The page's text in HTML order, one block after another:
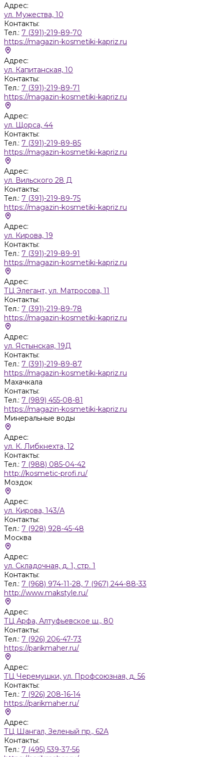
Адрес:
ул. Мужества, 10
Контакты:
Тел.: 7 (391)-219-89-70
https://magazin-kosmetiki-kapriz.ru
Адрес:
ул. Капитанская, 10
Контакты:
Тел.: 7 (391)-219-89-71
https://magazin-kosmetiki-kapriz.ru
Адрес:
ул. Щорса, 44
Контакты:
Тел.: 7 (391)-219-89-85
https://magazin-kosmetiki-kapriz.ru
Адрес:
ул. Вильского 28 Д
Контакты:
Тел.: 7 (391)-219-89-75
https://magazin-kosmetiki-kapriz.ru
Адрес:
ул. Кирова, 19
Контакты:
Тел.: 7 (391)-219-89-91
https://magazin-kosmetiki-kapriz.ru
Адрес:
ТЦ Элегант, ул. Матросова, 11
Контакты:
Тел.: 7 (391)-219-89-78
https://magazin-kosmetiki-kapriz.ru
Адрес:
ул. Ястынская, 19Д
Контакты:
Тел.: 7 (391)-219-89-87
https://magazin-kosmetiki-kapriz.ru
Махачкала
Контакты:
Тел.: 7 (989) 455-08-81
https://magazin-kosmetiki-kapriz.ru
Минеральные воды
Адрес:
ул. К. Либкнехта, 12
Контакты:
Тел.: 7 (988) 085-04-42
http://kosmetic-profi.ru/
Моздок
Адрес:
ул. Кирова, 143/А
Контакты:
Тел.: 7 (928) 928-45-48
Москва
Адрес:
ул. Складочная, д. 1, стр. 1
Контакты:
Тел.: 7 (968) 974-11-28, 7 (967) 244-88-33
http://www.makstyle.ru/
Адрес:
ТЦ Арфа, Алтуфьевское ш., 80
Контакты:
Тел.: 7 (926) 206-47-73
https://parikmaher.ru/
Адрес:
ТЦ Черемушки, ул. Профсоюзная, д. 56
Контакты:
Тел.: 7 (926) 208-16-14
https://parikmaher.ru/
Адрес:
ТЦ Шангал, Зеленый пр., 62А
Контакты:
Тел.: 7 (495) 539-37-56